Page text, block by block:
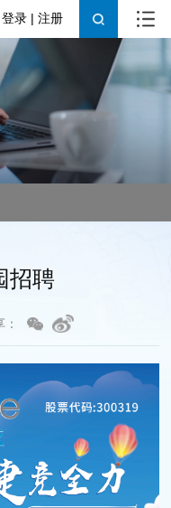
登录| 注册
招聘